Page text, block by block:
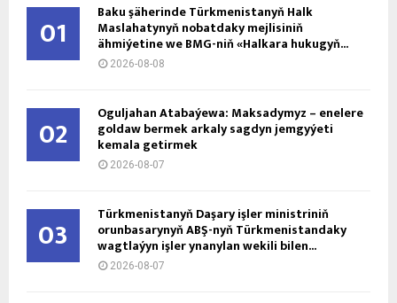
01 Baku şäherinde Türkmenistanyň Halk
Maslahatynyň nobatdaky mejlisiniň
ähmiýetine we BMG-niň «Halkara hukugyň...
2026-08-08
02 Oguljahan Atabaýewa: Maksadymyz – enelere
goldaw bermek arkaly sagdyn jemgyýeti
kemala getirmek
2026-08-07
03 Türkmenistanyň Daşary işler ministriniň
orunbasarynyň ABŞ-nyň Türkmenistandaky
wagtlaýyn işler ynanylan wekili bilen...
2026-08-07